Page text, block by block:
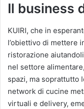
Il business
KUIRI, che in
l’obiettivo di mettere
ristorazione
nel settore
spazi, ma soprattutto
network di cucine
virtuali e delivery,